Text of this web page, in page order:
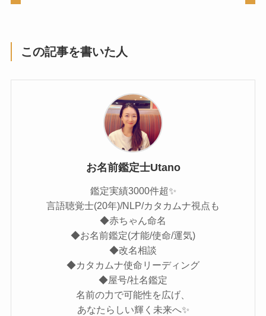
この記事を書いた人
お名前鑑定士Utano
鑑定実績3000件超✨
言語聴覚士(20年)/NLP/カタカムナ視点も
◆赤ちゃん命名
◆お名前鑑定(才能/使命/運気)
◆改名相談
◆カタカムナ使命リーディング
◆屋号/社名鑑定
名前の力で可能性を広げ、
あなたらしい輝く未来へ✨